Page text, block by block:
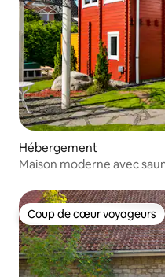
Hébergement
Maison moderne avec
Coup de cœur voyageurs
Coup de cœur voyageurs